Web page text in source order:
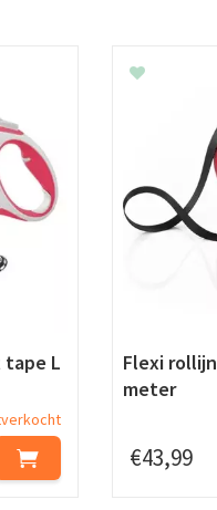
L
Flexi
meter
€43,99